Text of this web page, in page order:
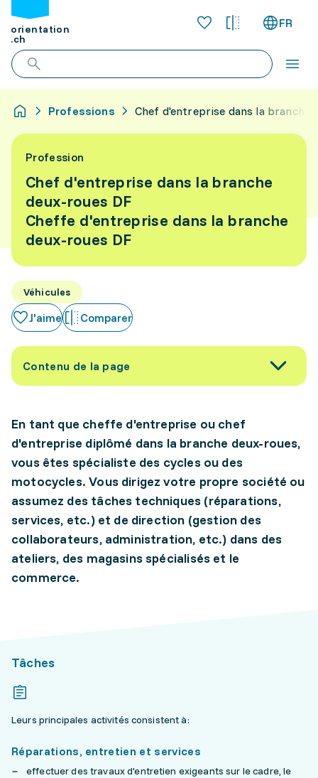
orientation
.ch
FR
Professions Chef d'entreprise dans la branche
Profession
Chef d'entreprise dans la branche
deux-roues DF
Cheffe d'entreprise dans la branche
deux-roues DF
Véhicules
J'aime Comparer
Contenu de la page
En tant que cheffe d'entreprise ou chef
d'entreprise diplômé dans la branche deux-roues,
vous êtes spécialiste des cycles ou des
motocycles. Vous dirigez votre propre société ou
assumez des tâches techniques (réparations,
services, etc.) et de direction (gestion des
collaborateurs, administration, etc.) dans des
ateliers, des magasins spécialisés et le
commerce.
Tâches
Leurs principales activités consistent à:
Réparations, entretien et services
effectuer des travaux d'entretien exigeants sur le cadre, le